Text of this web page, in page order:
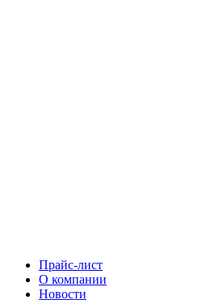
Прайс-лист
О компании
Новости